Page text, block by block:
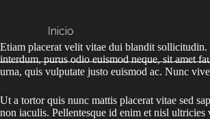
Inicio
Etiam placerat velit vitae dui blandit
interdum, purus odio euismod neque, sit amet
urna, quis vulputate justo euismod ac. Nunc
Ut a tortor quis nunc mattis placerat vitae sed
non iaculis. Pellentesque id enim et nisl ultricies